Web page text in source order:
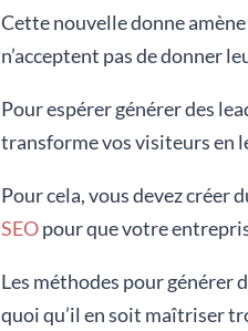
Cette nouvelle donne
n’acceptent pas de donner
Pour espérer générer des
transforme vos visiteurs en
Pour cela, vous devez
SEOpour que votre
Les méthodes pour générer
quoi qu’il en soit maîtriser